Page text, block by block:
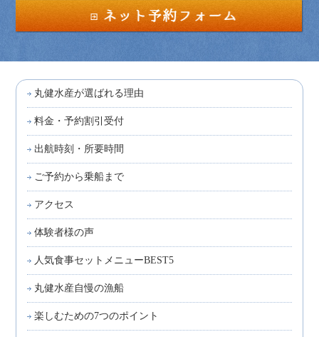
丸健水産が選ばれる理由
料金・予約割引受付
出航時刻・所要時間
ご予約から乗船まで
アクセス
体験者様の声
人気食事セットメニューBEST5
丸健水産自慢の漁船
楽しむための7つのポイント